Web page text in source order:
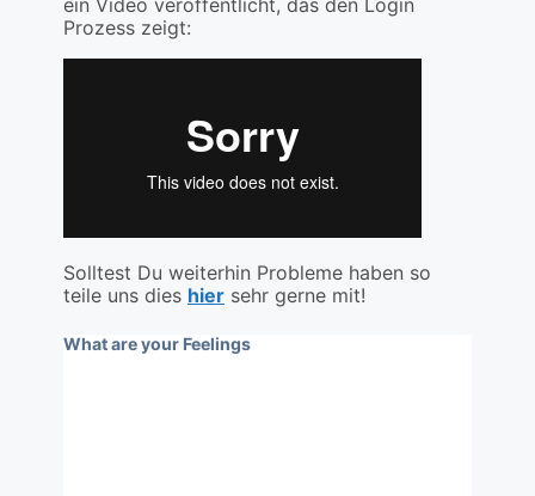
Prozess zeigt:
Solltest Du weiterhin Probleme haben so
teile uns dies hier sehr gerne mit!
What are your Feelings